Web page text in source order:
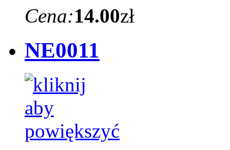
Cena:14.00zł
NE0011